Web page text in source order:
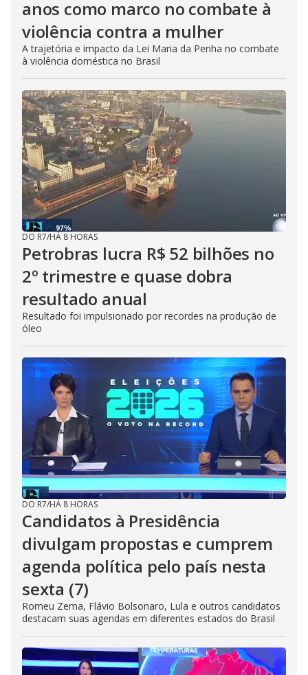
anos como marco no combate à
violência contra a mulher
A trajetória e impacto da Lei Maria da Penha no combate
à violência doméstica no Brasil
DO R7/HÁ 8 HORAS
Petrobras lucra R$ 52 bilhões no
2º trimestre e quase dobra
resultado anual
Resultado foi impulsionado por recordes na produção de
óleo
DO R7/HÁ 8 HORAS
Candidatos à Presidência
divulgam propostas e cumprem
agenda política pelo país nesta
sexta (7)
Romeu Zema, Flávio Bolsonaro, Lula e outros candidatos
destacam suas agendas em diferentes estados do Brasil